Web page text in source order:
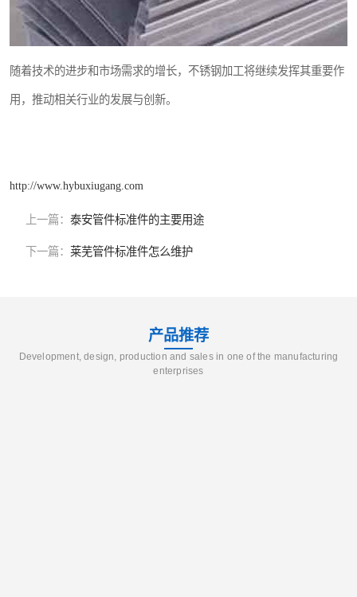
随着技术的进步和市场需求的增长，不锈钢加工将继续发挥其重要作
用，推动相关行业的发展与创新。
http://www.hybuxiugang.com
上一篇： 泰安管件标准件的主要用途
下一篇： 莱芜管件标准件怎么维护
产品推荐
Development, design, production and sales in one of the manufacturing
enterprises